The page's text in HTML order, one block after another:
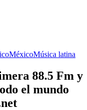
MéxicoMúsica latina
88.5 Fm y
el mundo